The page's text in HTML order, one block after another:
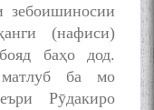
зебоишиносии
(нафиси)
баҳо дод.
ба мо
Рӯдакиро